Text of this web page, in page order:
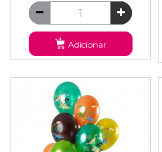
Adicionar